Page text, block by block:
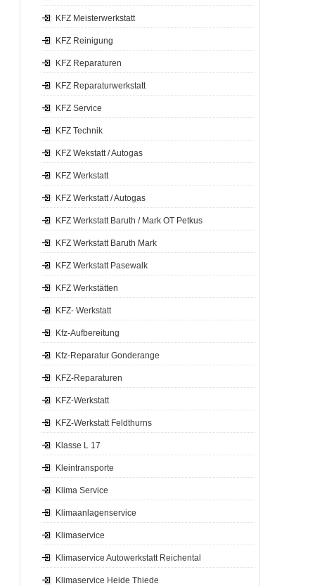
KFZ Meisterwerkstatt
KFZ Reinigung
KFZ Reparaturen
KFZ Reparaturwerkstatt
KFZ Service
KFZ Technik
KFZ Wekstatt / Autogas
KFZ Werkstatt
KFZ Werkstatt / Autogas
KFZ Werkstatt Baruth / Mark OT Petkus
KFZ Werkstatt Baruth Mark
KFZ Werkstatt Pasewalk
KFZ Werkstätten
KFZ- Werkstatt
Kfz-Aufbereitung
Kfz-Reparatur Gonderange
KFZ-Reparaturen
KFZ-Werkstatt
KFZ-Werkstatt Feldthurns
Klasse L 17
Kleintransporte
Klima Service
Klimaanlagenservice
Klimaservice
Klimaservice Autowerkstatt Reichental
Klimaservice Heide Thiede